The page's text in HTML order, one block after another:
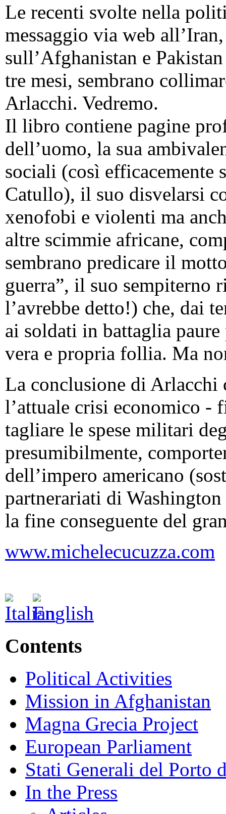
Le recenti svolte nella
messaggio via web
sull’Afghanistan e
tre mesi, sembrano
Arlacchi. Vedremo.
Il libro contiene pagine
dell’uomo, la sua
sociali (così efficacemente
Catullo), il suo disvelarsi
xenofobi e violenti ma
altre scimmie africane,
sembrano predicare il
guerra”, il suo sempiterno
l’avrebbe detto!) che, dai
ai soldati in battaglia
vera e propria follia. Ma
La conclusione di
l’attuale crisi economico -
tagliare le spese militari
presumibilmente,
dell’impero americano
partnerariati di
la fine conseguente del
www.michelecucuzza.com
Contents
Political Activities
Mission in Afghanistan
Magna Grecia Project
European Parliament
Stati Generali del Porto
In the Press